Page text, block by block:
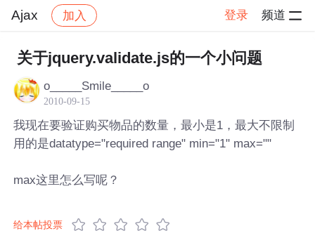
Ajax 加入 登录 频道
社区 帖子详情
关于jquery.validate.js的一个小问题
o_____Smile_____o
2010-09-15
我现在要验证购买物品的数量，最小是1，最大不限制
用的是datatype="required range" min="1" max=""
max这里怎么写呢？
给本帖投票